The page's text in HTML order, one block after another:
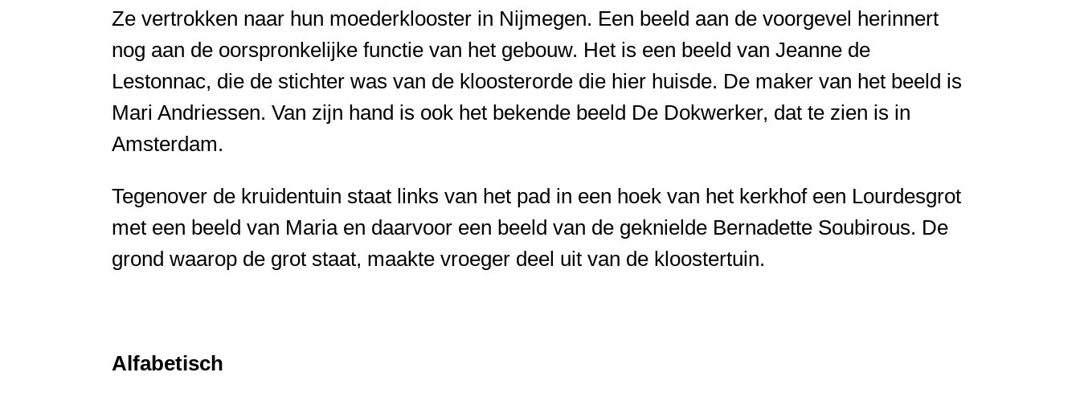
Ze vertrokken naar hun moederklooster in Nijmegen. Een beeld aan de voorgevel herinnert
nog aan de oorspronkelijke functie van het gebouw. Het is een beeld van Jeanne de
Lestonnac, die de stichter was van de kloosterorde die hier huisde. De maker van het beeld is
Mari Andriessen. Van zijn hand is ook het bekende beeld De Dokwerker, dat te zien is in
Amsterdam.
Tegenover de kruidentuin staat links van het pad in een hoek van het kerkhof een Lourdesgrot
met een beeld van Maria en daarvoor een beeld van de geknielde Bernadette Soubirous. De
grond waarop de grot staat, maakte vroeger deel uit van de kloostertuin.
Alfabetisch